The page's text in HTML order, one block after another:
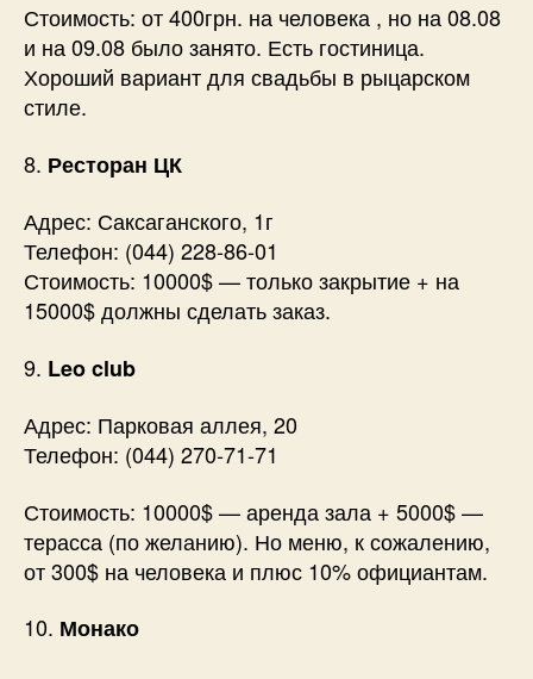
Стоимость: от 400грн. на человека , но на 08.08
и на 09.08 было занято. Есть гостиница.
Хороший вариант для свадьбы в рыцарском
стиле.
8. Ресторан ЦК
Адрес: Саксаганского, 1г
Телефон: (044) 228-86-01
Стоимость: 10000$ — только закрытие + на
15000$ должны сделать заказ.
9. Leo club
Адрес: Парковая аллея, 20
Телефон: (044) 270-71-71
Стоимость: 10000$ — аренда зала + 5000$ —
терасса (по желанию). Но меню, к сожалению,
от 300$ на человека и плюс 10% официантам.
10. Монако